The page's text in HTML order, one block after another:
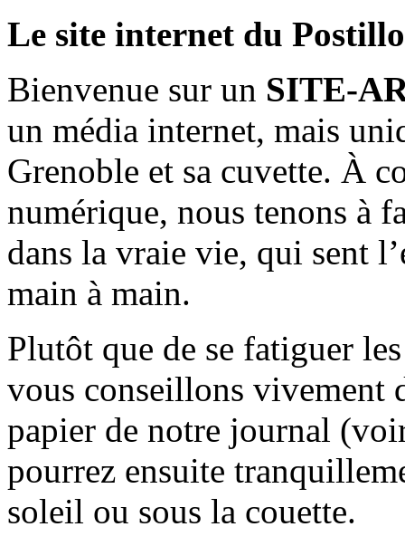
Le site internet du
Bienvenue sur un SITE-
un média internet, mais
Grenoble et sa cuvette. À
numérique, nous tenons à
dans la vraie vie, qui sent
main à main.
Plutôt que de se fatiguer
vous conseillons vivement
papier de notre journal
pourrez ensuite
soleil ou sous la couette.